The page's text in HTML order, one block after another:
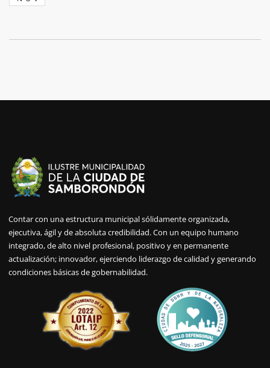
Contar con una estructura municipal sólidamente organizada,
ejecutiva, ágil y de absoluta credibilidad. Con un equipo humano
integrado, de alto nivel profesional, positivo y en permanente
actualización; innovador, ejerciendo liderazgo de calidad y generando
condiciones básicas de gobernabilidad.